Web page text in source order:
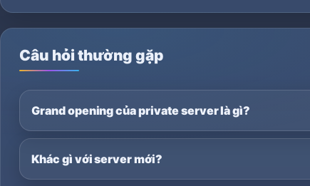
Câu hỏi thường gặp
Grand opening của private server là gì?
Khác gì với server mới?